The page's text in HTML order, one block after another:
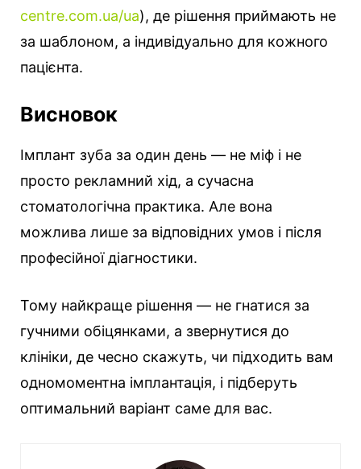
centre.com.ua/ua), де рішення приймають не
за шаблоном, а індивідуально для кожного
пацієнта.
Висновок
Імплант зуба за один день — не міф і не
просто рекламний хід, а сучасна
стоматологічна практика. Але вона
можлива лише за відповідних умов і після
професійної діагностики.
Тому найкраще рішення — не гнатися за
гучними обіцянками, а звернутися до
клініки, де чесно скажуть, чи підходить вам
одномоментна імплантація, і підберуть
оптимальний варіант саме для вас.